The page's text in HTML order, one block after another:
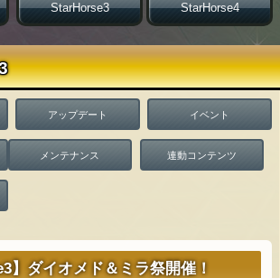
StarHorse3 StarHorse4
アップデート イベント
メンテナンス 連動コンテンツ
】ダイオメド＆ミラ祭開催！